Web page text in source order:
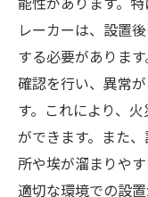
レーカーは、設置
する必要がありま
確認を行い、異常
す。これにより、
ができます。また
所や埃が溜まりや
適切な環境での設